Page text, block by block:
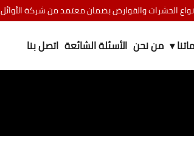
الحشرات والقوارض بضمان معتمد من شركة الأوائل
▾ من نحن الأسئلة الشائعة اتصل بنا